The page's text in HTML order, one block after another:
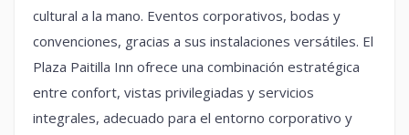
cultural a la mano. Eventos corporativos, bodas y
convenciones, gracias a sus instalaciones versátiles. El
Plaza Paitilla Inn ofrece una combinación estratégica
entre confort, vistas privilegiadas y servicios
integrales, adecuado para el entorno corporativo y